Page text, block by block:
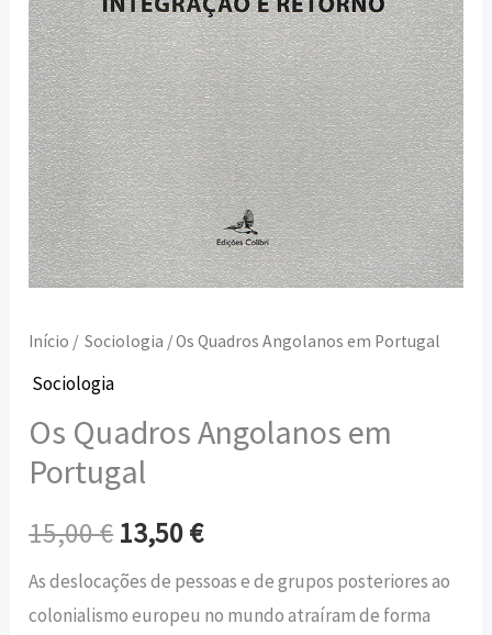
Início / Sociologia / Os Quadros Angolanos em Portugal
Sociologia
Os Quadros Angolanos em
Portugal
15,00€ 13,50€
As deslocações de pessoas e de grupos posteriores ao
colonialismo europeu no mundo atraíram de forma